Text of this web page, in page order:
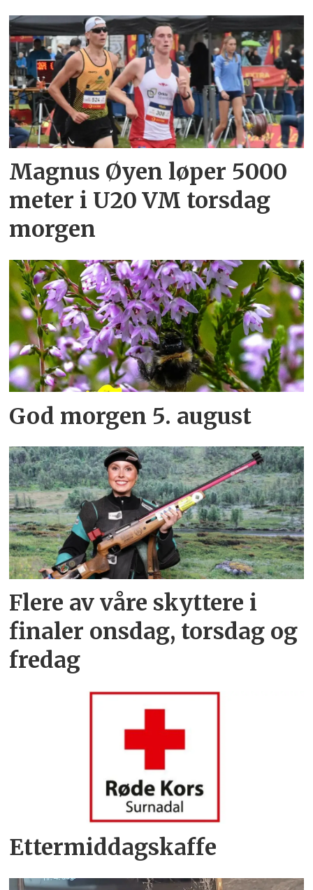
Magnus Øyen løper 5000
meter i U20 VM torsdag
morgen
God morgen 5. august
Flere av våre skyttere i
finaler onsdag, torsdag og
fredag
Ettermiddagskaffe